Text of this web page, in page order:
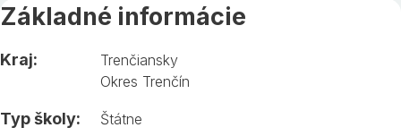
Základné informácie
Kraj:
Trenčiansky
Okres Trenčín
Typ školy: Štátne